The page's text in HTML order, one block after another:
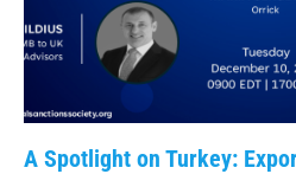
A Spotlight on Turkey: